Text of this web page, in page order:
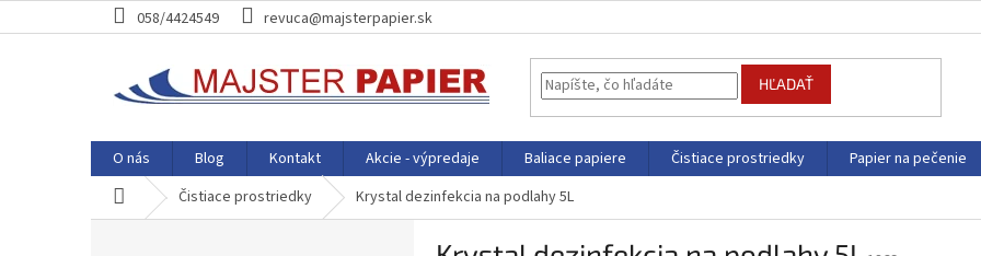
na
058/4424549 revuca@majsterpapier.sk
HĽADAŤ
O nás Blog Kontakt Akcie - výpredaje Baliace papiere Čistiace prostriedky Papier na pečenie
DomovČistiace prostriedky Krystal dezinfekcia na podlahy 5L